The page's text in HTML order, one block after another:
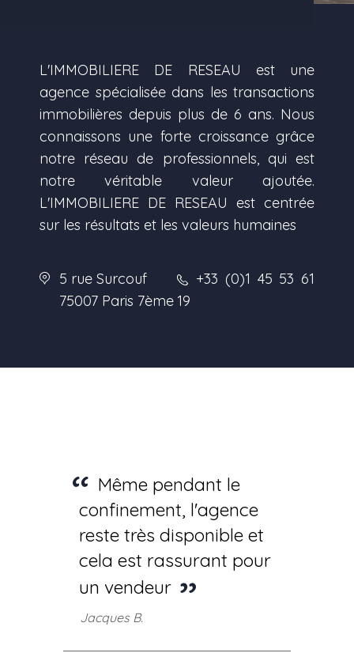
L'IMMOBILIERE DE RESEAU est une
agence spécialisée dans les transactions
immobilières depuis plus de 6 ans. Nous
connaissons une forte croissance grâce
notre réseau de professionnels, qui est
notre véritable valeur ajoutée.
L'IMMOBILIERE DE RESEAU est centrée
sur les résultats et les valeurs humaines
5 rue Surcouf
75007 Paris 7ème
+33 (0)1 45 53 61
19
Même pendant le
confinement, l'agence
reste très disponible et
cela est rassurant pour
un vendeur
Jacques B.